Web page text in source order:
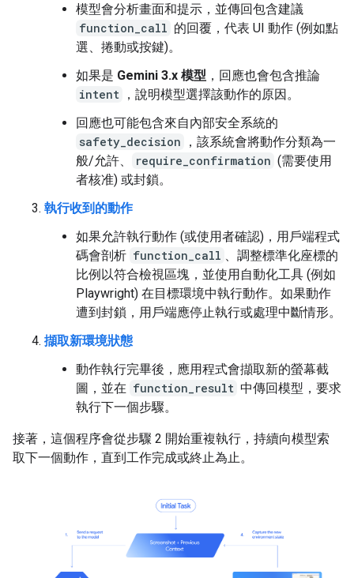
模型會分析畫面和提示，並傳回包含建議
function_call 的回覆，代表 UI 動作 (例如點
選、捲動或按鍵)。
如果是 Gemini 3.x 模型 ，回應也會包含推論
intent ，說明模型選擇該動作的原因。
回應也可能包含來自內部安全系統的
safety_decision
，該系統會將動作分類為一
般/允許、
require_confirmation (需要使用
者核准) 或封鎖。
執行收到的動作
如果允許執行動作 (或使用者確認)，用戶端程式
碼會剖析 function_call 、調整標準化座標的
比例以符合檢視區塊，並使用自動化工具 (例如
Playwright) 在目標環境中執行動作。如果動作
遭到封鎖，用戶端應停止執行或處理中斷情形。
擷取新環境狀態
動作執行完畢後，應用程式會擷取新的螢幕截
圖，並在 function_result 中傳回模型，要求
執行下一個步驟。
接著，這個程序會從步驟 2 開始重複執行，持續向模型索
取下一個動作，直到工作完成或終止為止。